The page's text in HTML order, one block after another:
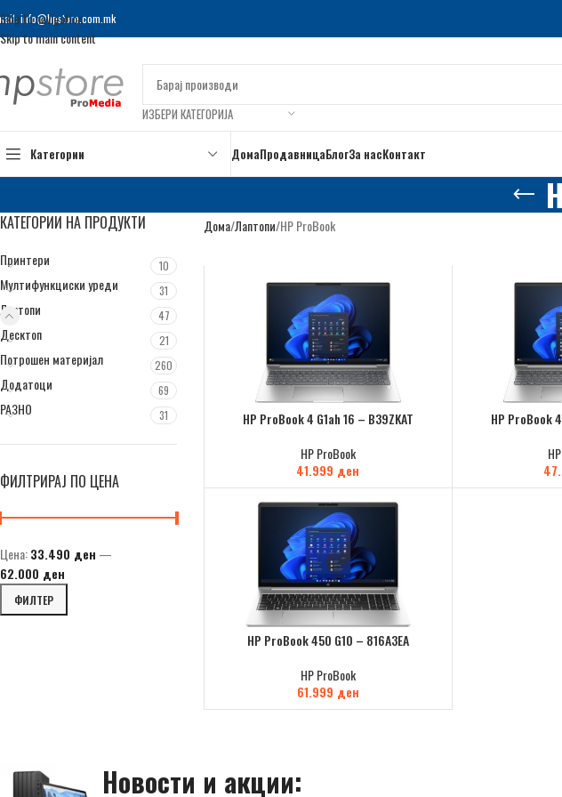
Skip to navigation
Skip to main content
info@hpstore.com.mk
ИЗБЕРИ КАТЕГОРИЈА
Категории ДомаПродавницаБлогЗа насКонтакт
КАТЕГОРИИ НА ПРОДУКТИ
Принтери 10
Мултифункциски уреди 31
Лаптопи 47
Десктоп 21
Потрошен материјал 260
Додатоци 69
РАЗНО 31
ФИЛТРИРАЈ ПО ЦЕНА
ФИЛТЕР
Цена:33.490 ден —
62.000 ден
Дома Лаптопи HP ProBook
HP ProBook 4 G1ah 16 – B39ZKAT
HP ProBook
41.999 ден
HP ProBook
HP ProBook 450 G10 – 816A3EA
HP ProBook
61.999 ден
Новости и акции: